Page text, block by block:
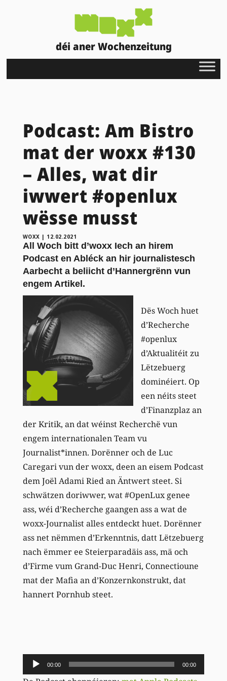
déi aner Wochenzeitung
Podcast: Am Bistro
mat der woxx #130
– Alles, wat dir
iwwert #openlux
wësse musst
WOXX | 12.02.2021
All Woch bitt d’woxx Iech an hirem
Podcast en Abléck an hir journalistesch
Aarbecht a beliicht d’Hannergrënn vun
engem Artikel.
Dës Woch huet
d’Recherche
#openlux
d’Aktualitéit zu
Lëtzebuerg
dominéiert. Op
een néits steet
d’Finanzplaz an
der Kritik, an dat wéinst Recherchë vun
engem internationalen Team vu
Journalist*innen. Dorënner och de Luc
Caregari vun der woxx, deen an eisem Podcast
dem Joël Adami Ried an Äntwert steet. Si
schwätzen doriwwer, wat #OpenLux genee
ass, wéi d’Recherche gaangen ass a wat de
woxx-Journalist alles entdeckt huet. Dorënner
ass net nëmmen d’Erkenntnis, datt Lëtzebuerg
nach ëmmer ee Steierparadäis ass, mä och
d’Firme vum Grand-Duc Henri, Connectioune
mat der Mafia an d’Konzernkonstrukt, dat
hannert Pornhub steet.
Audio-
Player
00:00 00:00